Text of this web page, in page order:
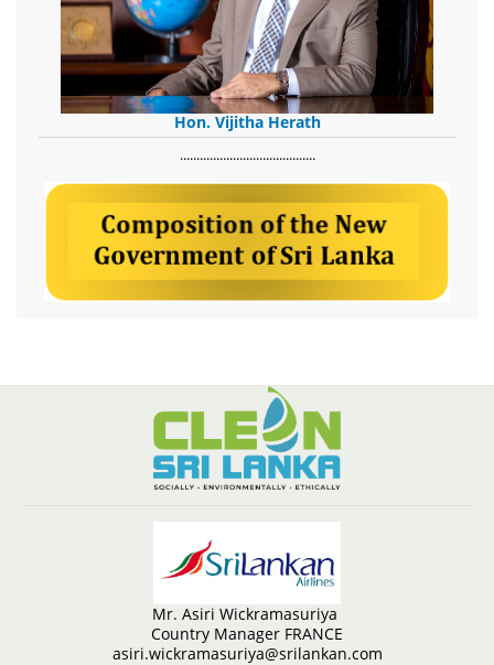
Hon. Vijitha Herath
​.........................................
Mr. Asiri Wickramasuriya
Country Manager FRANCE
asiri.wickramasuriya@srilankan.com